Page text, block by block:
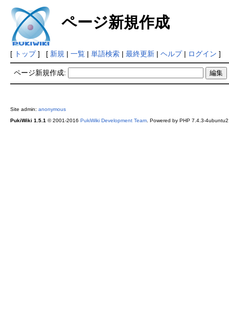
ページ新規作成
[ トップ] [ 新規 | 一覧| 単語検索| 最終更新| ヘルプ| ログイン ]
ページ新規作成:
Site admin: anonymous
PukiWiki 1.5.1 © 2001-2016 PukiWiki Development Team. Powered by PHP 7.4.3-